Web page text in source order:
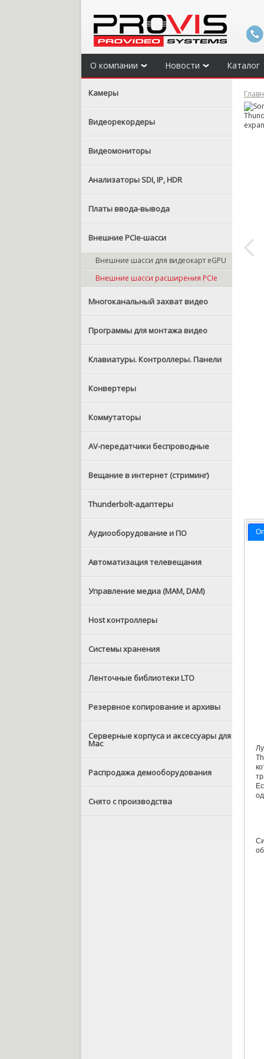
О компании Новости Каталог
Камеры
Видеорекордеры
Видеомониторы
Анализаторы SDI, IP, HDR
Платы ввода-вывода
Внешние PCIe-шасси
Внешние шасси для видеокарт eGPU
Внешние шасси расширения PCIe
Многоканальный захват видео
Программы для монтажа видео
Клавиатуры. Контроллеры. Панели
Конвертеры
Коммутаторы
AV-передатчики беспроводные
Вещание в интернет (стриминг)
Thunderbolt-адаптеры
Аудиооборудование и ПО
Автоматизация телевещания
Управление медиа (MAM, DAM)
Host контроллеры
Системы хранения
Ленточные библиотеки LTO
Резервное копирование и архивы
Серверные корпуса и аксессуары для
Mac
Распродажа демооборудования
Снято с производства